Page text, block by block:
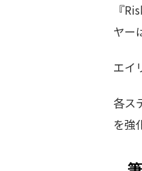
『
ヤー
エイ
各ス
を強